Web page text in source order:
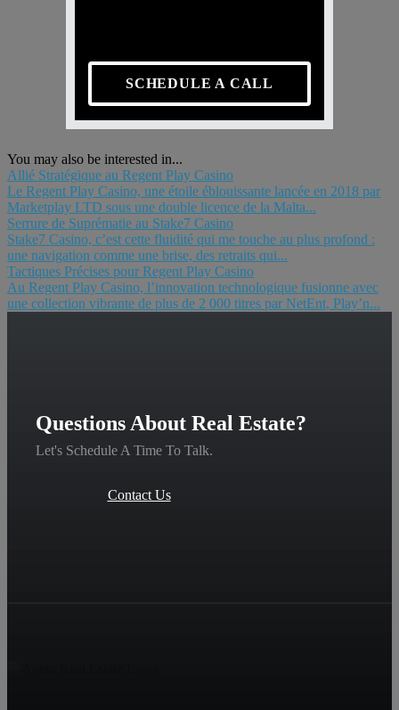
SCHEDULE A CALL
You may also be interested in...
Allié Stratégique au Regent Play Casino
Le Regent Play Casino, une étoile éblouissante lancée en 2018 par
Marketplay LTD sous une double licence de la Malta...
Serrure de Suprématie au Stake7 Casino
Stake7 Casino, c’est cette fluidité qui me touche au plus profond :
une navigation comme une brise, des retraits qui...
Tactiques Précises pour Regent Play Casino
Au Regent Play Casino, l’innovation technologique fusionne avec
une collection vibrante de plus de 2 000 titres par NetEnt, Play’n...
Questions About Real Estate?
Let's Schedule A Time To Talk.
Contact Us